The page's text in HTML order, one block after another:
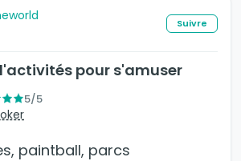
Suivre
pour s'amuser
5/5
paintball, parcs